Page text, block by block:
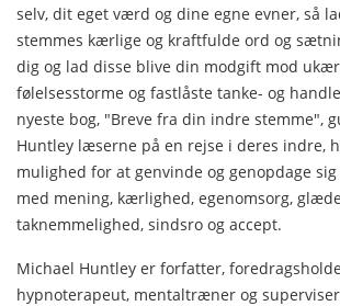
selv, dit eget værd og dine egne evner, så
stemmes kærlige og kraftfulde ord og
dig og lad disse blive din modgift mod
følelsesstorme og fastlåste tanke- og
nyeste bog, "Breve fra din indre stemme",
Huntley læserne på en rejse i deres indre,
mulighed for at genvinde og genopdage
med mening, kærlighed, egenomsorg,
taknemmelighed, sindsro og accept.
Michael Huntley er forfatter,
hypnoterapeut, mentaltræner og